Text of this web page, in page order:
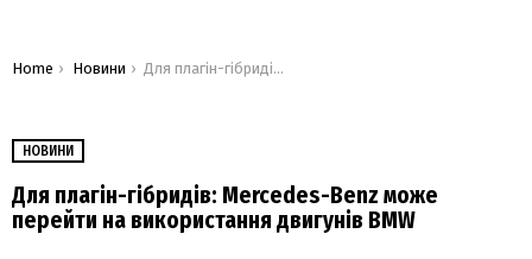
You are here:
Home Новини Для плагін-гібридів: Mercedes-Benz може перейти на використання двигунів BMW
НОВИНИ
Для плагін-гібридів: Mercedes-Benz може
перейти на використання двигунів BMW